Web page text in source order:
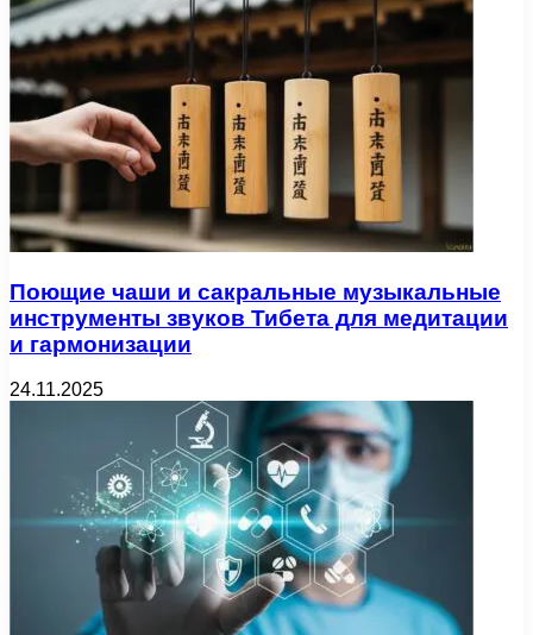
Поющие чаши и сакральные музыкальные
инструменты звуков Тибета для медитации
и гармонизации
24.11.2025